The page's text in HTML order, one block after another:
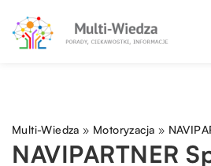
Multi-Wiedza » Motoryzacja »
NAVIPARTNER